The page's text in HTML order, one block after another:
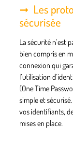
Les
sécurisée
La sécurité n’est
bien compris en
connexion qui
l’utilisation
(One Time
simple et
vos identifiants,
mises en place.